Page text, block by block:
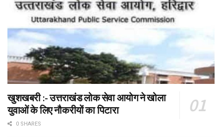
खुशखबरी :- उत्तराखंड लोक सेवा आयोग ने खोला
युवाओं के लिए नौकरीयों का पिटारा
0 SHARES